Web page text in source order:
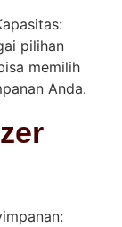
pilihan
memilih
Anda.